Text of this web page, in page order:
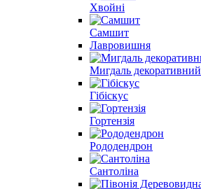
Хвойні
Самшит
Лавровишня
Мигдаль декоративний
Гібіскус
Гортензія
Рододендрон
Сантоліна